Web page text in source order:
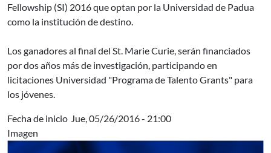
Fellowship (SI) 2016 que optan por la Universidad de Padua
como la institución de destino.
Los ganadores al final del St. Marie Curie, serán financiados
por dos años más de investigación, participando en
licitaciones Universidad "Programa de Talento Grants" para
los jóvenes.
Fecha de inicio Jue, 05/26/2016 - 21:00
Imagen